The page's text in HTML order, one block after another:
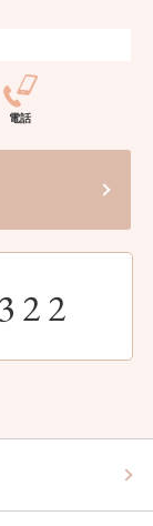
電話